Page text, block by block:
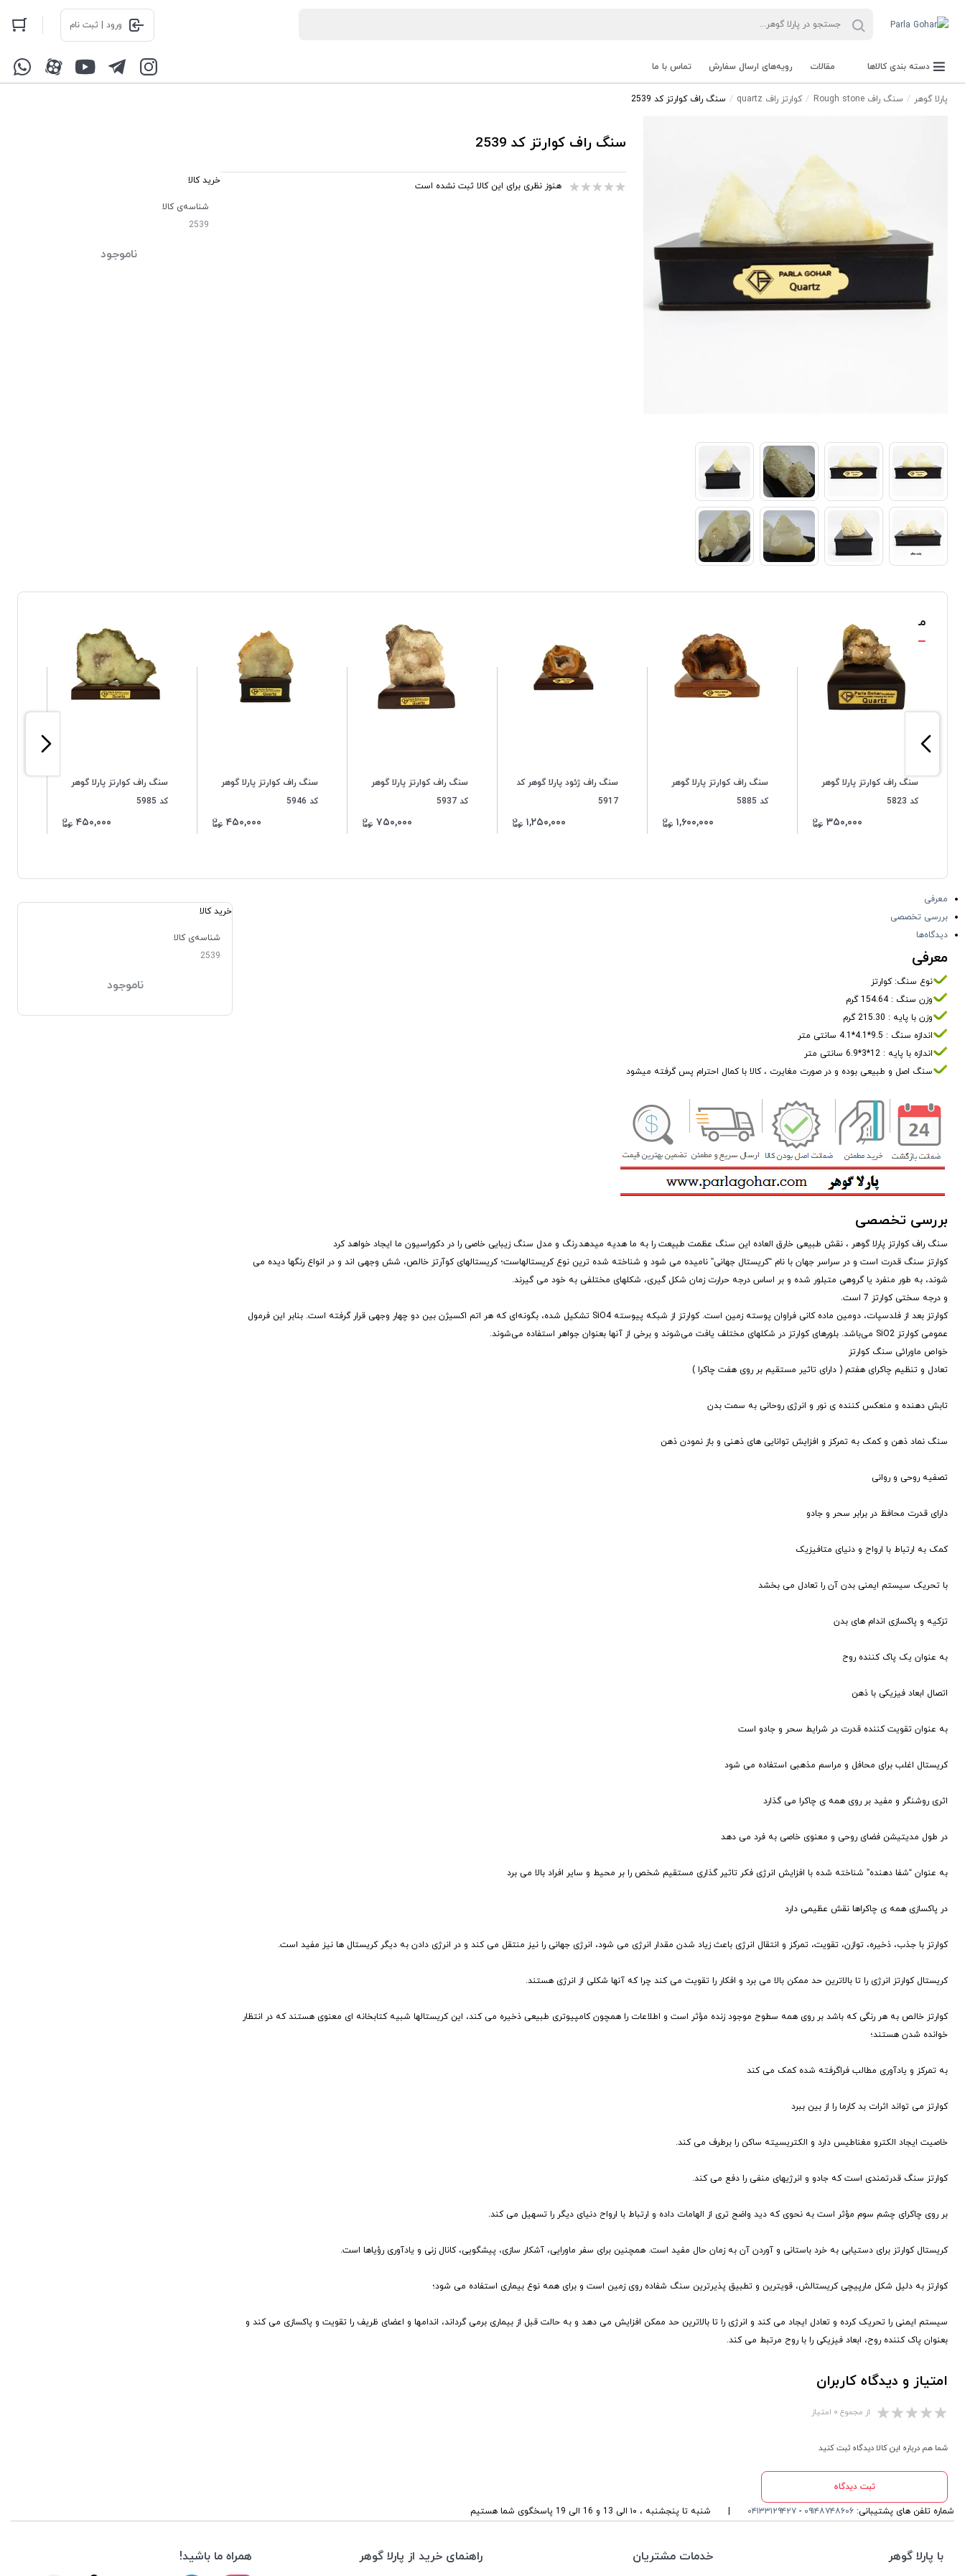
ورود | ثبت نام
دسته بندی کالاها مقالات رویه‌های ارسال سفارش تماس با ما
پارلا گوهر سنگ راف Rough stone کوارتز راف quartz سنگ راف کوارتز کد 2539
سنگ راف کوارتز کد 2539
هنوز نظری برای این کالا ثبت نشده است
خرید کالا
شناسه‌ی کالا
2539
ناموجود
محصولات مشابه
سنگ راف کوارتز پارلا گوهر
کد 5823
۳۵۰,۰۰۰
سنگ راف کوارتز پارلا گوهر
کد 5885
۱,۶۰۰,۰۰۰
سنگ راف ژئود پارلا گوهر کد
5917
۱,۲۵۰,۰۰۰
سنگ راف کوارتز پارلا گوهر
کد 5937
۷۵۰,۰۰۰
سنگ راف کوارتز پارلا گوهر
کد 5946
۴۵۰,۰۰۰
سنگ راف کوارتز پارلا گوهر
کد 5985
۴۵۰,۰۰۰
معرفی
بررسی تخصصی
دیدگاه‌ها
معرفی
نوع سنگ: کوارتز
وزن سنگ : 154.64 گرم
وزن با پایه : 215.30 گرم
اندازه سنگ : 9.5*4.1*4.1 سانتی متر
اندازه با پایه : 12*3*6.9 سانتی متر
سنگ اصل و طبیعی بوده و در صورت مغایرت ، کالا با کمال احترام پس گرفته میشود
بررسی تخصصی
سنگ راف کوارتز پارلا گوهر ، نقش طبیعی خارق العاده این سنگ عظمت طبیعت را به ما هدیه میدهد.رنگ و مدل سنگ زیبایی خاصی را در دکوراسیون ما ایجاد خواهد کرد
کوارتز سنگ قدرت است و در سراسر جهان با نام “کریستال جهانی” نامیده می شود و شناخته شده ترین نوع کریستالهاست؛ کریستالهای کوآرتز خالص، شش وجهی اند و در انواع رنگها دیده می
شوند، به طور منفرد یا گروهی متبلور شده و بر اساس درجه حرارت زمان شکل گیری، شکلهای مختلفی به خود می گیرند.
و درجه سختی کوارتز 7 است.
کوارتز بعد از فلدسپات، دومین ماده کانی فراوان پوسته زمین است. کوارتز از شبکه پیوسته SiO4 تشکیل شده، بگونه‌ای که هر اتم اکسیژن بین دو چهار وجهی قرار گرفته است. بنابر این فرمول
عمومی کوارتز SiO2 می‌باشد. بلورهای کوارتز در شکلهای مختلف یافت می‌شوند و برخی از آنها بعنوان جواهر استفاده می‌شوند.
خواص ماورائی سنگ کوارتز
تعادل و تنظیم چاکرای هفتم ( دارای تاثیر مستقیم بر روی هفت چاکرا )
تابش دهنده و منعکس کننده ی نور و انرژی روحانی به سمت بدن
سنگ نماد ذهن و کمک به تمرکز و افزایش توانایی های ذهنی و باز نمودن ذهن
تصفیه روحی و روانی
دارای قدرت محافظ در برابر سحر و جادو
کمک به ارتباط با ارواح و دنیای متافیزیک
با تحریک سیستم ایمنی بدن آن را تعادل می بخشد
تزکیه و پاکسازی اندام های بدن
به عنوان یک پاک کننده روح
اتصال ابعاد فیزیکی با ذهن
به عنوان تقویت کننده قدرت در شرایط سحر و جادو است
کریستال اغلب برای محافل و مراسم مذهبی استفاده می شود
اثری روشنگر و مفید بر روی همه ی چاکرا می گذارد
در طول مدیتیشن فضای روحی و معنوی خاصی به فرد می دهد
به عنوان “شفا دهنده” شناخته شده با افزایش انرژی فکر تاثیر گذاری مستقیم شخص را بر محیط و سایر افراد بالا می برد
در پاکسازی همه ی چاکراها نقش عظیمی دارد
کوارتز با جذب، ذخیره، توازن، تقویت، تمرکز و انتقال انرژی باعث زیاد شدن مقدار انرژی می شود، انرژی جهانی را نیز منتقل می کند و در انرژی دادن به دیگر کریستال ها نیز مفید است.
کریستال کوارتز انرژی را تا بالاترین حد ممکن بالا می برد و افکار را تقویت می کند چرا که آنها شکلی از انرژی هستند.
کوارتز خالص به هر رنگی که باشد بر روی همه سطوح موجود زنده مؤثر است و اطلاعات را همچون کامپیوتری طبیعی ذخیره می کند، این کریستالها شبیه کتابخانه ای معنوی هستند که در انتظار
خوانده شدن هستند؛
به تمرکز و یادآوری مطالب فراگرفته شده کمک می کند
کوارتز می تواند اثرات بد کارما را از بین ببرد
خاصیت ایجاد الکترو مغناطیس دارد و الکتریسیته ساکن را برطرف می کند.
کوارتز سنگ قدرتمندی است که جادو و انرژیهای منفی را دفع می کند.
بر روی چاکرای چشم سوم مؤثر است به نحوی که دید واضح تری از الهامات داده و ارتباط با ارواح دنیای دیگر را تسهیل می کند.
کریستال کوارتز برای دستیابی به خرد باستانی و آوردن آن به زمان حال مفید است. همچنین برای سفر ماورایی، آشکار سازی، پیشگویی، کانال زنی و یادآوری رؤیاها است.
کوارتز به دلیل شکل مارپیچی کریستالش، قویترین و تطبیق پذیرترین سنگ شفاده روی زمین است و برای همه نوع بیماری استفاده می شود؛
سیستم ایمنی را تحریک کرده و تعادل ایجاد می کند و انرژی را تا بالاترین حد ممکن افزایش می دهد و به حالت قبل از بیماری برمی گرداند، اندامها و اعضای ظریف را تقویت و پاکسازی می کند و
بعنوان پاک کننده روح، ابعاد فیزیکی را با روح مرتبط می کند.
امتیاز و دیدگاه کاربران
از مجموع ۰ امتیاز
شما هم درباره این کالا دیدگاه ثبت کنید
ثبت دیدگاه
خرید کالا
شناسه‌ی کالا
2539
ناموجود
شماره تلفن های پشتیبانی: ۰۹۱۴۸۷۴۸۶۰۶ - ۰۴۱۳۳۱۲۹۴۲۷ شنبه تا پنجشنبه ، ۱۰ الی 13 و 16 الی 19 پاسخگوی شما هستیم
با پارلا گوهر خدمات مشتریان راهنمای خرید از پارلا گوهر همراه ما باشید!